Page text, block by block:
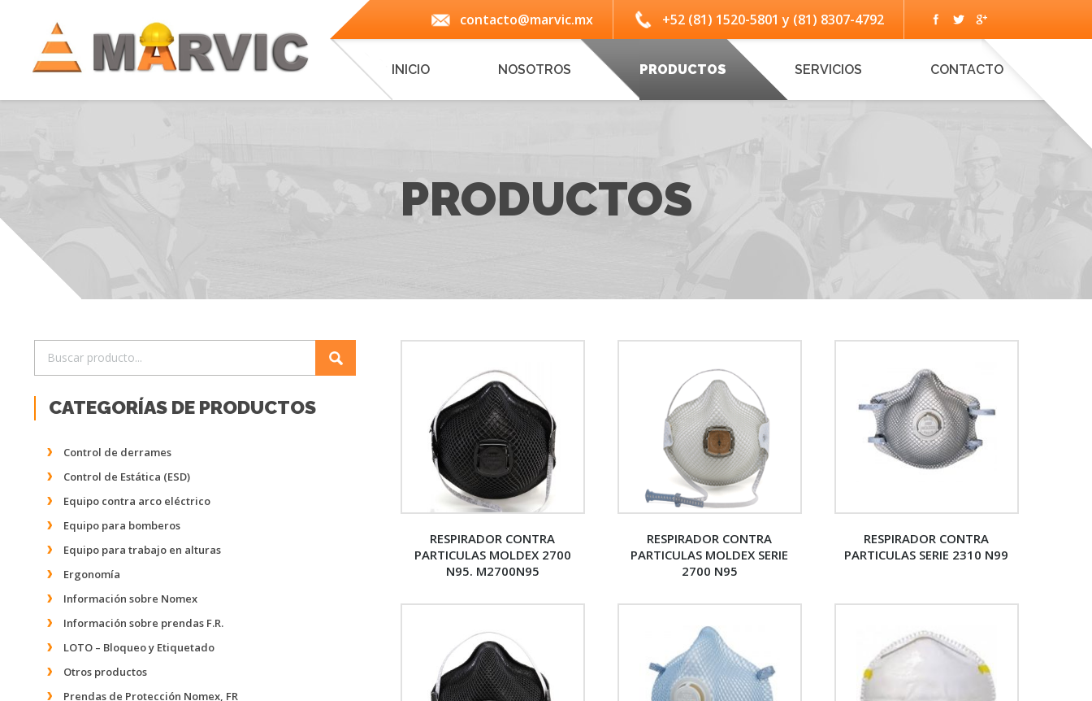
contacto@marvic.mx +52 (81) 1520-5801 y (81) 8307-4792
INICIO NOSOTROS PRODUCTOS SERVICIOS CONTACTO
PRODUCTOS
RESPIRADOR CONTRA
PARTICULAS MOLDEX 2700
N95. M2700N95
RESPIRADOR CONTRA
PARTICULAS MOLDEX SERIE
2700 N95
RESPIRADOR CONTRA
PARTICULAS SERIE 2310 N99
CATEGORÍAS DE PRODUCTOS
Control de derrames
Control de Estática (ESD)
Equipo contra arco eléctrico
Equipo para bomberos
Equipo para trabajo en alturas
Ergonomía
Información sobre Nomex
Información sobre prendas F.R.
LOTO – Bloqueo y Etiquetado
Otros productos
Prendas de Protección Nomex, FR